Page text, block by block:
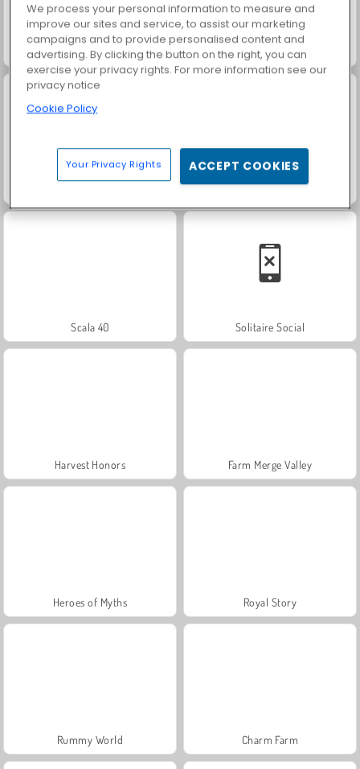
Grand Mahjong Connect Trollface Quest: USA 2
Masha and the Bear: Meadows
Scala 40 Solitaire Social
Harvest Honors Farm Merge Valley
Heroes of Myths Royal Story
Rummy World Charm Farm
We process your personal information to measure and
improve our sites and service, to assist our marketing
campaigns and to provide personalised content and
advertising. By clicking the button on the right, you can
exercise your privacy rights. For more information see our
privacy notice
Cookie Policy
Your Privacy Rights ACCEPT COOKIES